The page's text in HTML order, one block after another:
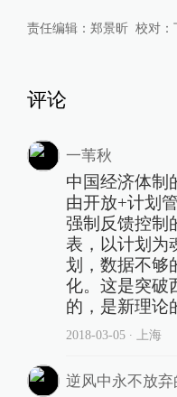
责任编辑： 郑景昕 校对：
评论
一苇秋
中国经济体制
由开放+计划
强制反馈控制
表，以计划为
划，数据不够
化。这是突破
的，是新理论
2018-03-05∙ 上海
逆风中永不放弃